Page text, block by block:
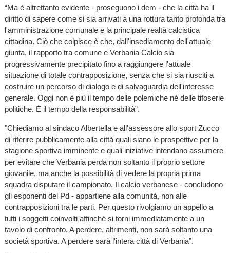
“Ma è altrettanto evidente - proseguono i dem - che la città ha il
diritto di sapere come si sia arrivati a una rottura tanto profonda tra
l'amministrazione comunale e la principale realtà calcistica
cittadina. Ciò che colpisce è che, dall'insediamento dell'attuale
giunta, il rapporto tra comune e Verbania Calcio sia
progressivamente precipitato fino a raggiungere l'attuale
situazione di totale contrapposizione, senza che si sia riusciti a
costruire un percorso di dialogo e di salvaguardia dell'interesse
generale. Oggi non è più il tempo delle polemiche né delle tifoserie
politiche. È il tempo della responsabilità”.
"Chiediamo al sindaco Albertella e all'assessore allo sport Zucco
di riferire pubblicamente alla città quali siano le prospettive per la
stagione sportiva imminente e quali iniziative intendano assumere
per evitare che Verbania perda non soltanto il proprio settore
giovanile, ma anche la possibilità di vedere la propria prima
squadra disputare il campionato. Il calcio verbanese - concludono
gli esponenti del Pd - appartiene alla comunità, non alle
contrapposizioni tra le parti. Per questo rivolgiamo un appello a
tutti i soggetti coinvolti affinché si torni immediatamente a un
tavolo di confronto. A perdere, altrimenti, non sarà soltanto una
società sportiva. A perdere sarà l'intera città di Verbania”.